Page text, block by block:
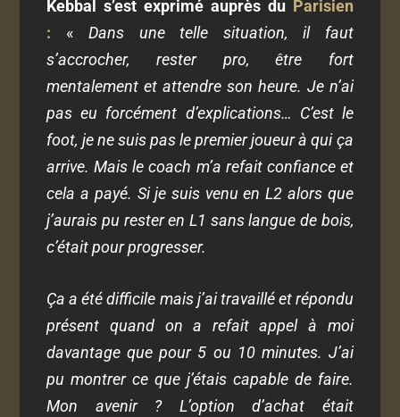
Kebbal s’est exprimé auprès du Parisien
: « Dans une telle situation, il faut
s’accrocher, rester pro, être fort
mentalement et attendre son heure. Je n’ai
pas eu forcément d’explications… C’est le
foot, je ne suis pas le premier joueur à qui ça
arrive. Mais le coach m’a refait confiance et
cela a payé. Si je suis venu en L2 alors que
j’aurais pu rester en L1 sans langue de bois,
c’était pour progresser.
Ça a été difficile mais j’ai travaillé et répondu
présent quand on a refait appel à moi
davantage que pour 5 ou 10 minutes. J’ai
pu montrer ce que j’étais capable de faire.
Mon avenir ? L’option d’achat était